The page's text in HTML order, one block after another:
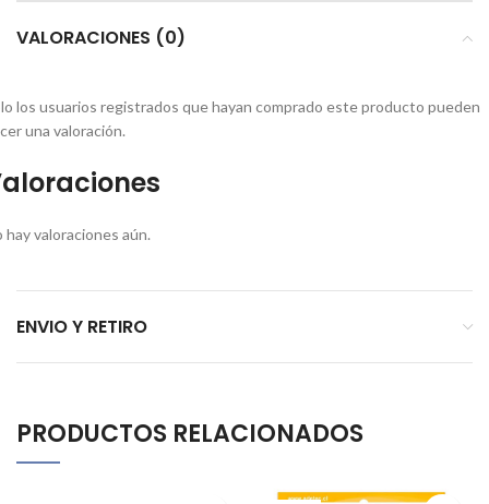
VALORACIONES (0)
hay valoraciones aún.
los usuarios registrados que hayan comprado este producto pueden
una valoración.
ENVIO Y RETIRO
PRODUCTOS RELACIONADOS